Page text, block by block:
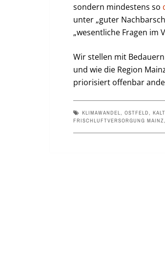
sondern mindestens so
unter „guter
„wesentliche Fragen im
Wir stellen mit
und wie die Region
priorisiert offenbar
KLIMAWANDEL, OSTFELD,
FRISCHLUFTVERSORGUNG MAINZ,